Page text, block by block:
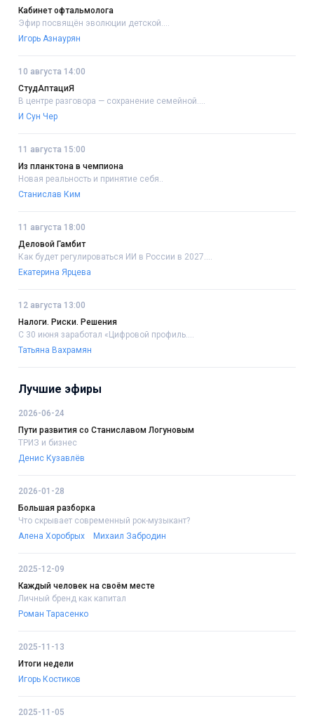
Кабинет офтальмолога
Эфир посвящён эволюции детской....
Игорь Азнаурян
10 августа 14:00
СтудАптациЯ
В центре разговора — сохранение семейной....
И Сун Чер
11 августа 15:00
Из планктона в чемпиона
Новая реальность и принятие себя..
Станислав Ким
11 августа 18:00
Деловой Гамбит
Как будет регулироваться ИИ в России в 2027....
Екатерина Ярцева
12 августа 13:00
Налоги. Риски. Решения
С 30 июня заработал «Цифровой профиль....
Татьяна Вахрамян
Лучшие эфиры
2026-06-24
Пути развития со Станиславом Логуновым
ТРИЗ и бизнес
Денис Кузавлёв
2026-01-28
Большая разборка
Что скрывает современный рок-музыкант?
Алена Хоробрых
Михаил Забродин
2025-12-09
Каждый человек на своём месте
Личный бренд как капитал
Роман Тарасенко
2025-11-13
Итоги недели
Игорь Костиков
2025-11-05